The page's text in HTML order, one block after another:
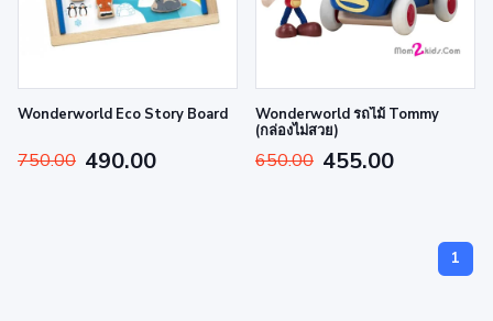
Wonderworld Eco Story Board
750.00 490.00
Wonderworld รถไม้ Tommy
(กล่องไม่สวย)
650.00 455.00
1